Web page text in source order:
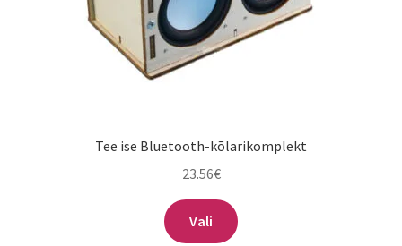
Tee ise Bluetooth-kõlarikomplekt
23.56€
Vali
tootel